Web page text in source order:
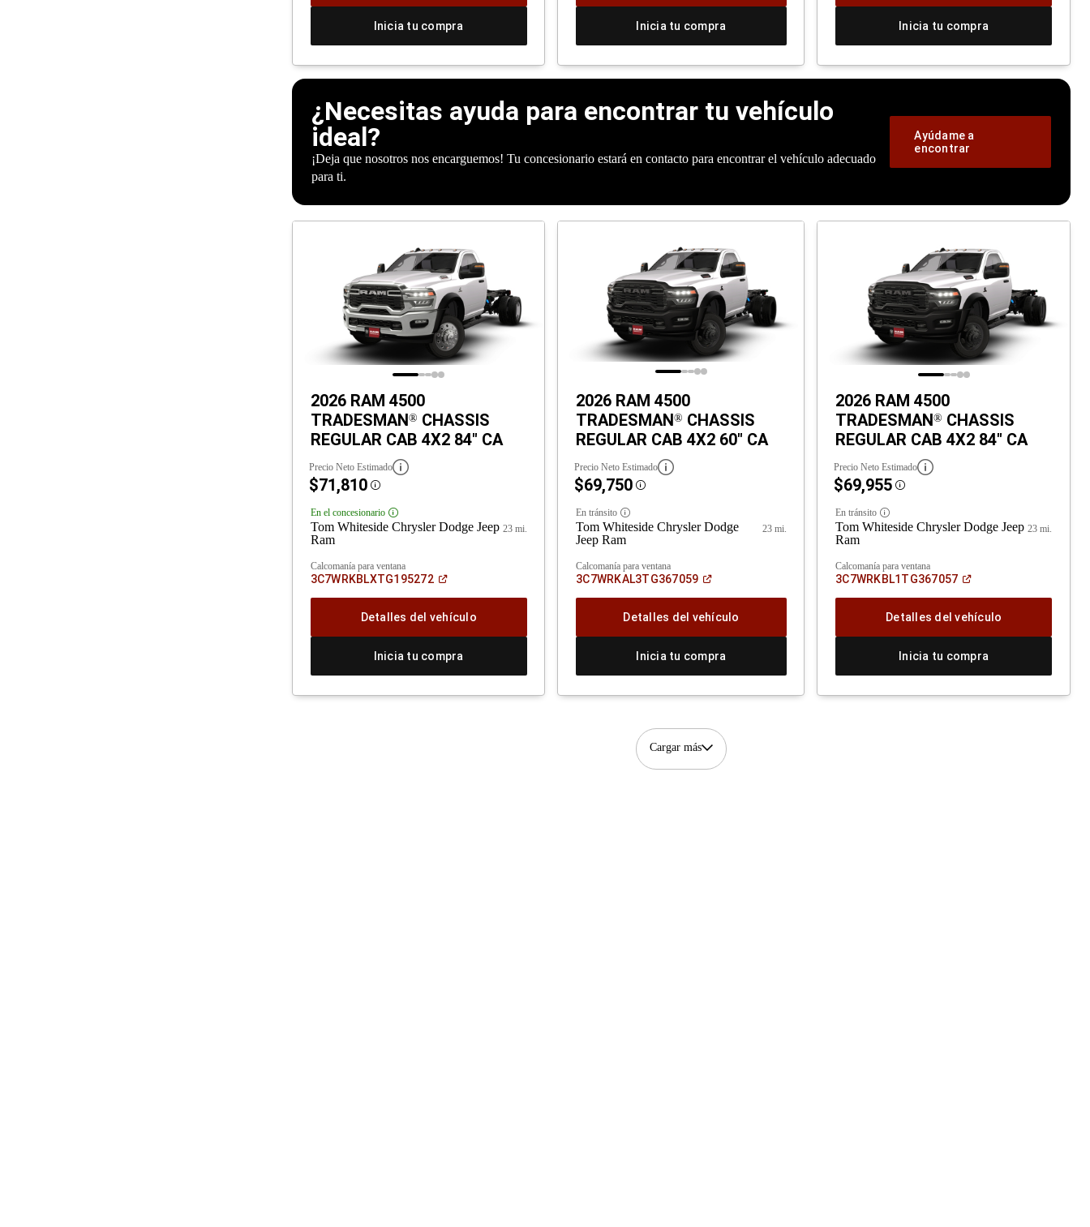
Inicia tu compra Inicia tu compra Inicia tu compra
¿Necesitas ayuda para encontrar tu vehículo
ideal?
¡Deja que nosotros nos encarguemos! Tu concesionario estará en contacto para encontrar el vehículo adecuado
para ti.
Ayúdame a
encontrar
2026 RAM 4500
TRADESMAN® CHASSIS
REGULAR CAB 4X2 84" CA
Precio Neto Estimado
$71,810 Disclosure
En el concesionario Disclosure
Tom Whiteside Chrysler Dodge Jeep
Ram
23 mi.
Calcomanía para ventana
3C7WRKBLXTG195272
(Abrir
una
ventana
nueva)
Detalles del vehículo
Inicia tu compra
2026 RAM 4500
TRADESMAN® CHASSIS
REGULAR CAB 4X2 60" CA
Precio Neto Estimado
$69,750 Disclosure
En tránsito Disclosure
Tom Whiteside Chrysler Dodge
Jeep Ram
23 mi.
Calcomanía para ventana
3C7WRKAL3TG367059
(Abrir
una
ventana
nueva)
Detalles del vehículo
Inicia tu compra
2026 RAM 4500
TRADESMAN® CHASSIS
REGULAR CAB 4X2 84" CA
Precio Neto Estimado
$69,955 Disclosure
En tránsito Disclosure
Tom Whiteside Chrysler Dodge Jeep
Ram
23 mi.
Calcomanía para ventana
3C7WRKBL1TG367057
(Abrir
una
ventana
nueva)
Detalles del vehículo
Inicia tu compra
Cargar más